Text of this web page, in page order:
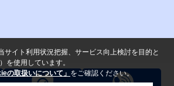
サイト利用状況把握、サービス向上検討を目的と
を使用しています。
の取扱いについて」 をご確認ください。